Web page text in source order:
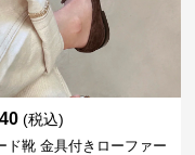
(税込)
ド靴 金具付きローファー